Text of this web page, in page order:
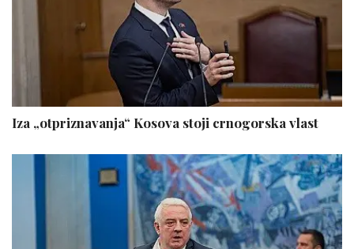
Iza „otpriznavanja“ Kosova stoji crnogorska vlast